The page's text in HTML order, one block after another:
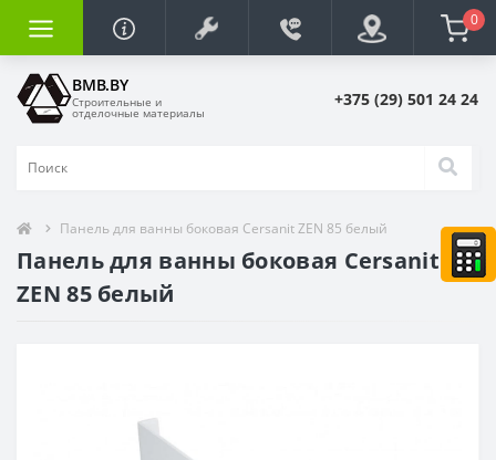
0
BMB.BY
Строительные и
отделочные материалы
+375 (29) 501 24 24
Панель для ванны боковая Cersanit ZEN 85 белый
Панель для ванны боковая Cersanit
ZEN 85 белый